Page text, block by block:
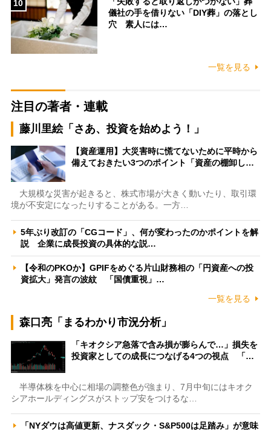
10
儀社の手を借りない「DIY葬」の落とし
穴 素人には…
一覧を見る
注目の著者・連載
藤川里絵「さあ、投資を始めよう！」
【資産運用】大災害時に慌てないために平時から
備えておきたい3つのポイント「資産の棚卸し…
大規模な災害が起きると、株式市場が大きく動いたり、取引環
境が不安定になったりすることがある。一方…
5年ぶり改訂の「CGコード」、何が変わったのかポイントを解
説 企業に成長投資の具体的な説…
【令和のPKOか】GPIFをめぐる片山財務相の「円資産への投
資拡大」発言の波紋 「国債重視」…
一覧を見る
森口亮「まるわかり市況分析」
「キオクシア急落で含み損が膨らんで…」損失を
投資家としての成長につなげる4つの視点 「…
半導体株を中心に相場の調整色が強まり、7月中旬にはキオク
シアホールディングスがストップ安をつけるな…
「NYダウは高値更新、ナスダック・S&P500は足踏み」が意味